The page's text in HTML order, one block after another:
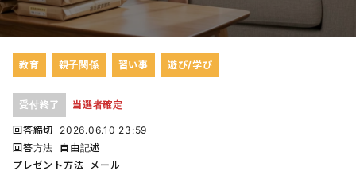
教育 親子関係 習い事 遊び/学び
受付終了 当選者確定
回答締切
2026.06.10 23:59
回答方法
自由記述
プレゼント方法
メール